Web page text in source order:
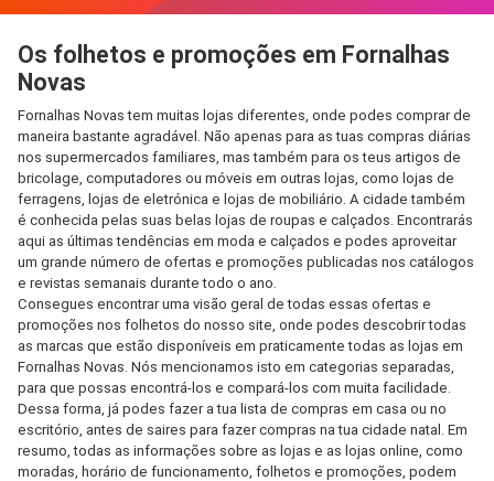
Os folhetos e promoções em Fornalhas
Novas
Fornalhas Novas tem muitas lojas diferentes, onde podes comprar de
maneira bastante agradável. Não apenas para as tuas compras diárias
nos supermercados familiares, mas também para os teus artigos de
bricolage, computadores ou móveis em outras lojas, como lojas de
ferragens, lojas de eletrónica e lojas de mobiliário. A cidade também
é conhecida pelas suas belas lojas de roupas e calçados. Encontrarás
aqui as últimas tendências em moda e calçados e podes aproveitar
um grande número de ofertas e promoções publicadas nos catálogos
e revistas semanais durante todo o ano.
Consegues encontrar uma visão geral de todas essas ofertas e
promoções nos folhetos do nosso site, onde podes descobrir todas
as marcas que estão disponíveis em praticamente todas as lojas em
Fornalhas Novas. Nós mencionamos isto em categorias separadas,
para que possas encontrá-los e compará-los com muita facilidade.
Dessa forma, já podes fazer a tua lista de compras em casa ou no
escritório, antes de saires para fazer compras na tua cidade natal. Em
resumo, todas as informações sobre as lojas e as lojas online, como
moradas, horário de funcionamento, folhetos e promoções, podem